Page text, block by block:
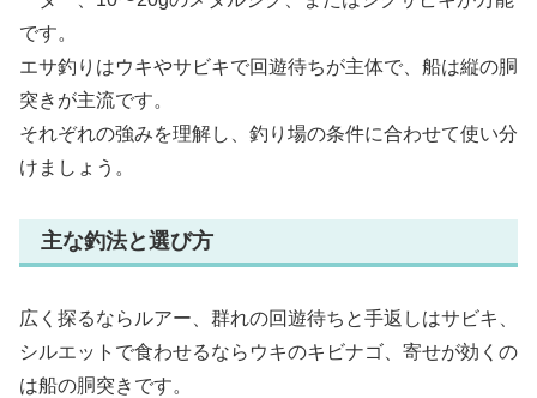
です。
エサ釣りはウキやサビキで回遊待ちが主体で、船は縦の胴
突きが主流です。
それぞれの強みを理解し、釣り場の条件に合わせて使い分
けましょう。
主な釣法と選び方
広く探るならルアー、群れの回遊待ちと手返しはサビキ、
シルエットで食わせるならウキのキビナゴ、寄せが効くの
は船の胴突きです。